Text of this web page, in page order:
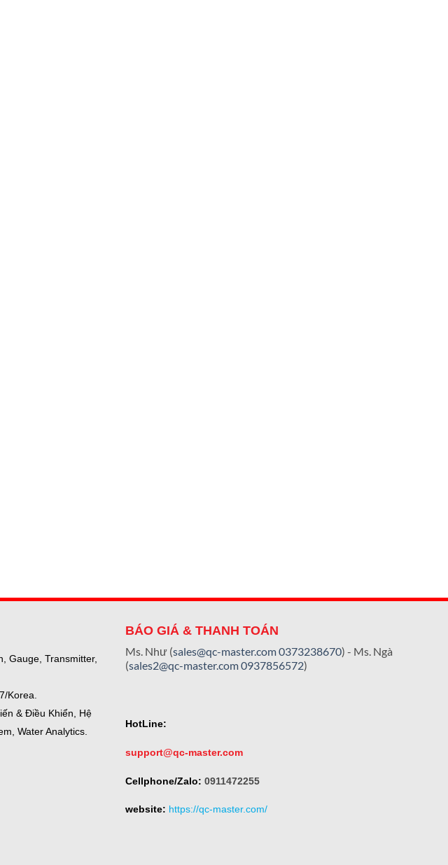
Gauge, Transmitter,
Korea.
& Điều Khiển, Hệ
Water Analytics.
BÁO GIÁ & THANH TOÁN
Ms. Như (sales@qc-master.com0373238670) - Ms. Ngà
(sales2@qc-master.com0937856572)
HotLine:
support@qc-master.com
Cellphone/Zalo: 0911472255
website: https://qc-master.com/